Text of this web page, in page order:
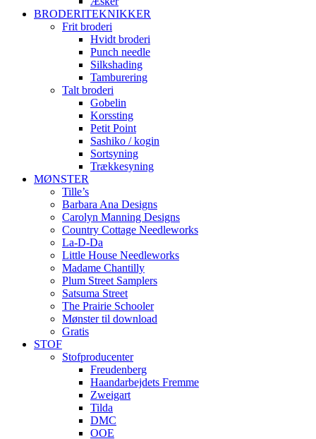
BRODERITEKNIKKER
Frit broderi
Hvidt broderi
Punch needle
Silkshading
Tamburering
Talt broderi
Gobelin
Korssting
Petit Point
Sashiko / kogin
Sortsyning
Trækkesyning
MØNSTER
Tille’s
Barbara Ana Designs
Carolyn Manning Designs
Country Cottage Needleworks
La-D-Da
Little House Needleworks
Madame Chantilly
Plum Street Samplers
Satsuma Street
The Prairie Schooler
Mønster til download
Gratis
STOF
Stofproducenter
Freudenberg
Haandarbejdets Fremme
Zweigart
Tilda
DMC
OOE